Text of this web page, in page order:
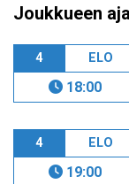
Joukkueen
4 ELO
18:00
4 ELO
19:00